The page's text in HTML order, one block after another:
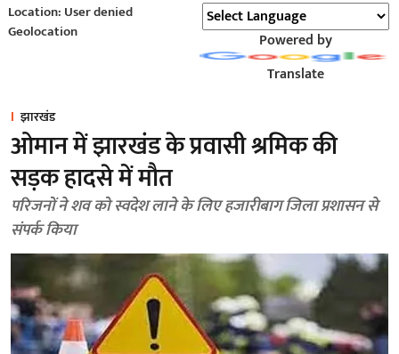
Location: User denied
Geolocation
Powered by
Translate
झारखंड
ओमान में झारखंड के प्रवासी श्रमिक की
सड़क हादसे में मौत
परिजनों ने शव को स्वदेश लाने के लिए हजारीबाग जिला प्रशासन से
संपर्क किया